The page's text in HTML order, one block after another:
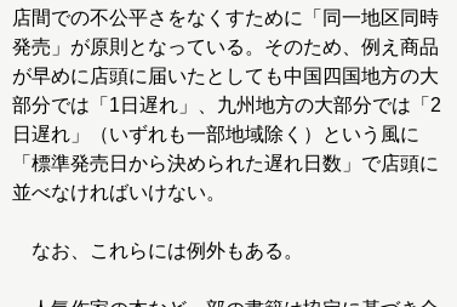
店間での不公平さをなくすために「同一地区同時
発売」が原則となっている。そのため、例え商品
が早めに店頭に届いたとしても中国四国地方の大
部分では「1日遅れ」、九州地方の大部分では「2
日遅れ」（いずれも一部地域除く）という風に
「標準発売日から決められた遅れ日数」で店頭に
並べなければいけない。
なお、これらには例外もある。